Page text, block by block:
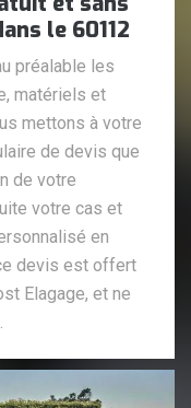
le 60112
préalable les
matériels et
mettons à votre
de devis que
de votre
votre cas et
en
devis est offert
Elagage, et ne